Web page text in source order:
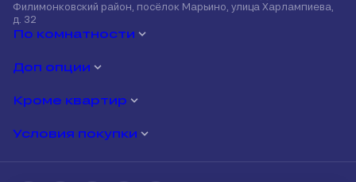
По комнатности
Доп опции
Кроме квартир
Условия покупки
Филимонковский район, посёлок Марьино, улица Харлампиева,
д. 32